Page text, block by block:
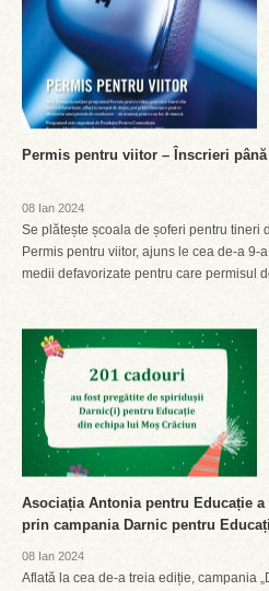
Permis pentru viitor – Înscrieri
08 Ian 2024
Se plătește școala de șoferi pentru
Permis pentru viitor, ajuns le cea de-a
medii defavorizate pentru care permisul
Asociația Antonia pentru Educație
prin campania Darnic pentru
08 Ian 2024
Aflată la cea de-a treia ediție, campania